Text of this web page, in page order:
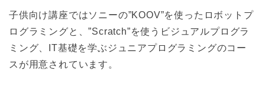
子供向け講座ではソニーの”KOOV”を使ったロボットプ
ログラミングと、”Scratch”を使うビジュアルプログラ
ミング、IT基礎を学ぶジュニアプログラミングのコー
スが用意されています。